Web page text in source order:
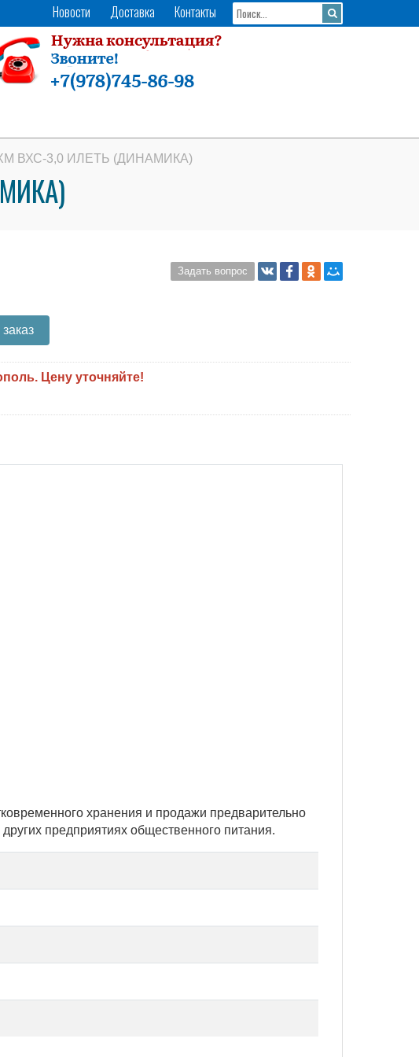
Новости Доставка Контакты
ВХС-3,0 ИЛЕТЬ (ДИНАМИКА)
Задать вопрос
Цену уточняйте!
хранения и продажи предварительно
предприятиях общественного питания.